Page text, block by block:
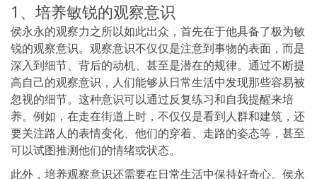
1、培养敏锐的观察意识
侯永永的观察力之所以如此出众，首先在于他具备了极为敏
锐的观察意识。观察意识不仅仅是注意到事物的表面，而是
深入到细节、背后的动机、甚至是潜在的规律。通过不断提
高自己的观察意识，人们能够从日常生活中发现那些容易被
忽视的细节。这种意识可以通过反复练习和自我提醒来培
养。例如，在走在街道上时，不仅仅是看到人群和建筑，还
要关注路人的表情变化、他们的穿着、走路的姿态等，甚至
可以试图推测他们的情绪或状态。
此外，培养观察意识还需要在日常生活中保持好奇心。侯永